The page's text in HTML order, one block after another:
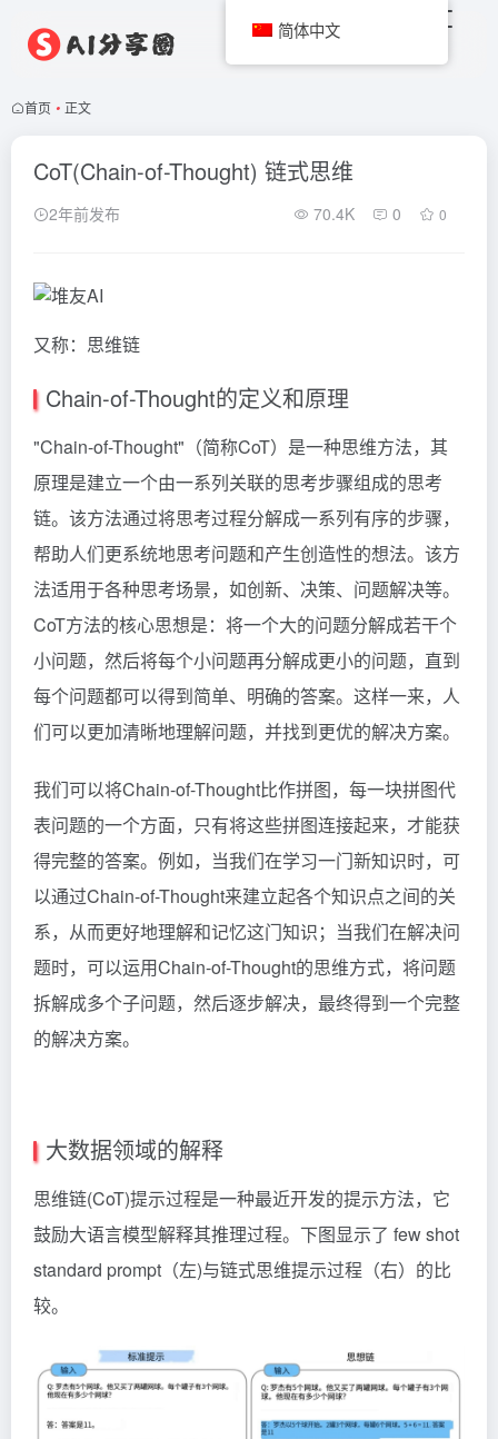
首页 • 正文
CoT(Chain-of-Thought) 链式思维
2年前发布 70.4K 0 0
又称：思维链
Chain-of-Thought的定义和原理
"Chain-of-Thought"（简称CoT）是一种思维方法，其
原理是建立一个由一系列关联的思考步骤组成的思考
链。该方法通过将思考过程分解成一系列有序的步骤，
帮助人们更系统地思考问题和产生创造性的想法。该方
法适用于各种思考场景，如创新、决策、问题解决等。
CoT方法的核心思想是：将一个大的问题分解成若干个
小问题，然后将每个小问题再分解成更小的问题，直到
每个问题都可以得到简单、明确的答案。这样一来，人
们可以更加清晰地理解问题，并找到更优的解决方案。
我们可以将Chain-of-Thought比作拼图，每一块拼图代
表问题的一个方面，只有将这些拼图连接起来，才能获
得完整的答案。例如，当我们在学习一门新知识时，可
以通过Chain-of-Thought来建立起各个知识点之间的关
系，从而更好地理解和记忆这门知识；当我们在解决问
题时，可以运用Chain-of-Thought的思维方式，将问题
拆解成多个子问题，然后逐步解决，最终得到一个完整
的解决方案。
大数据领域的解释
思维链(CoT)提示过程是一种最近开发的提示方法，它
鼓励大语言模型解释其推理过程。下图显示了 few shot
standard prompt（左)与链式思维提示过程（右）的比
较。
简体中文